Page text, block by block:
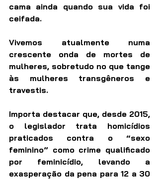
cama ainda quando sua vida foi
ceifada.
Vivemos atualmente numa
crescente onda de mortes de
mulheres, sobretudo no que tange
às mulheres transgêneros e
travestis.
Importa destacar que, desde 2015,
o legislador trata homicídios
praticados contra o “sexo
feminino” como crime qualificado
por feminicídio, levando a
exasperação da pena para 12 a 30